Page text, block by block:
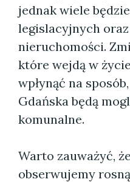
jednak wiele
legislacyjnych
nieruchomości.
które wejdą w
wpłynąć na
Gdańska będą
komunalne.
Warto zauważyć,
obserwujemy